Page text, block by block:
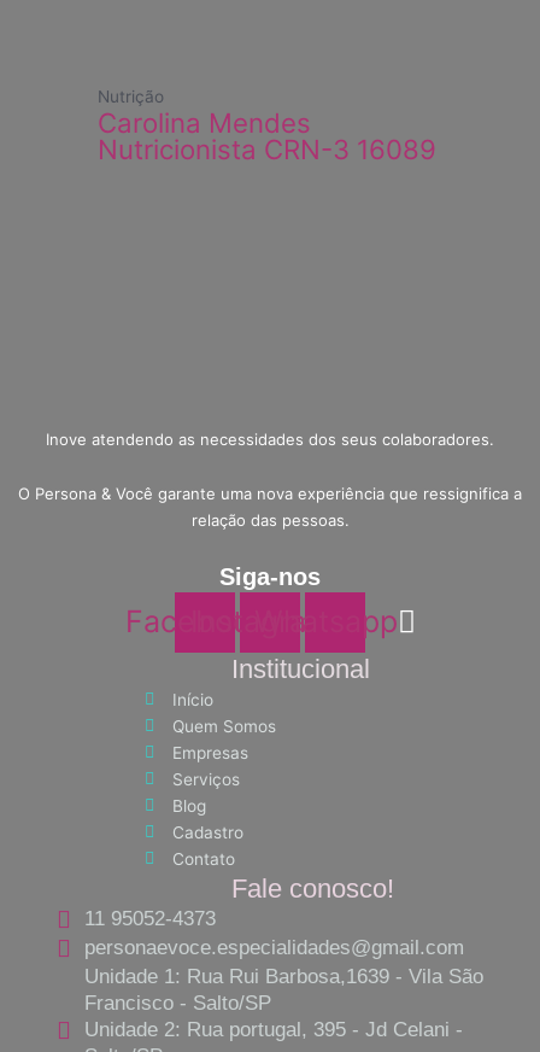
Nutrição
Carolina Mendes
Nutricionista CRN-3 16089
Inove atendendo as necessidades dos seus colaboradores.
O Persona & Você garante uma nova experiência que ressignifica a
relação das pessoas.
Siga-nos
FacebookInstagramWhatsapp
Institucional
Início
Quem Somos
Empresas
Serviços
Blog
Cadastro
Contato
Fale conosco!
11 95052-4373
personaevoce.especialidades@gmail.com
Unidade 1: Rua Rui Barbosa,1639 - Vila São
Francisco - Salto/SP
Unidade 2: Rua portugal, 395 - Jd Celani -